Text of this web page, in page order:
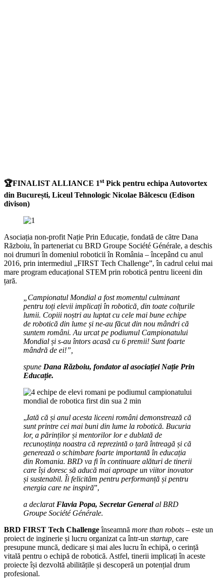
🏆FINALIST ALLIANCE 1stPick pentru echipa Autovortex
din București, Liceul Tehnologic Nicolae Bălcescu (Edison
divison)
Asociația non-profit Nație Prin Educație, fondată de către Dana
Războiu, în parteneriat cu BRD Groupe Société Générale, a deschis
noi drumuri în domeniul roboticii în România – începând cu anul
2016, prin intermediul „FIRST Tech Challenge”, în cadrul celui mai
mare program educațional STEM prin robotică pentru liceeni din
țară.
„Campionatul Mondial a fost momentul culminant
pentru toți elevii implicați în robotică, din toate colțurile
lumii. Copiii noștri au luptat cu cele mai bune echipe
de robotică din lume și ne-au făcut din nou mândri că
suntem români. Au urcat pe podiumul Campionatului
Mondial și s-au întors acasă cu 6 premii! Sunt foarte
mândră de ei!”,
spune Dana Războiu, fondator al asociației Nație Prin
Educație.
„Iată că și anul acesta liceeni români demonstrează că
sunt printre cei mai buni din lume la robotică. Bucuria
lor, a părinților și mentorilor lor e dublată de
recunoștința noastra că reprezintă o țară întreagă și că
generează o schimbare foarte importantă în educația
din Romania. BRD va fi în continuare alături de tinerii
care își doresc să aducă mai aproape un viitor inovator
și sustenabil. Îi felicităm pentru performanță și pentru
energia care ne inspiră”,
a declarat Flavia Popa, Secretar Generalal BRD
Groupe Société Générale.
BRD FIRST Tech Challengeînseamnă more than robots – este un
proiect de inginerie și lucru organizat ca într-un startup, care
presupune muncă, dedicare și mai ales lucru în echipă, o cerință
vitală pentru o echipă de robotică. Astfel, tinerii implicați în aceste
proiecte își dezvoltă abilitățile și descoperă un potențial drum
profesional.